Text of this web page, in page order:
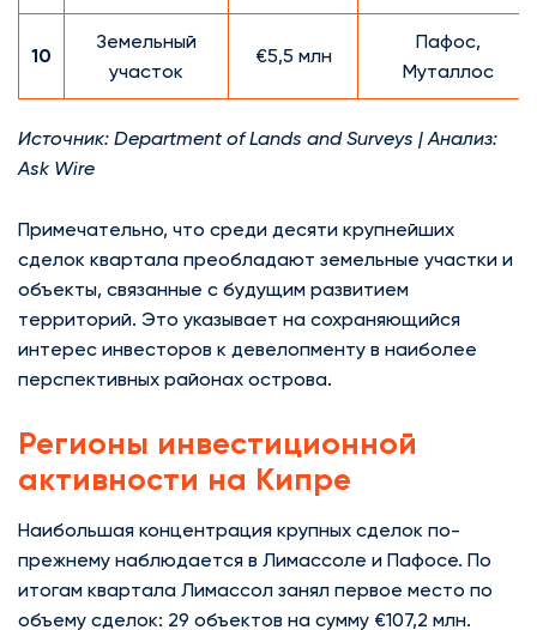
10
Земельный
участок
€5,5 млн
Пафос,
Муталлос
Источник: Department of Lands and Surveys | Анализ:
Ask Wire
Примечательно, что среди десяти крупнейших
сделок квартала преобладают земельные участки и
объекты, связанные с будущим развитием
территорий. Это указывает на сохраняющийся
интерес инвесторов к девелопменту в наиболее
перспективных районах острова.
Регионы инвестиционной
активности на Кипре
Наибольшая концентрация крупных сделок по-
прежнему наблюдается в Лимассоле и Пафосе. По
итогам квартала Лимассол занял первое место по
объему сделок: 29 объектов на сумму €107,2 млн.